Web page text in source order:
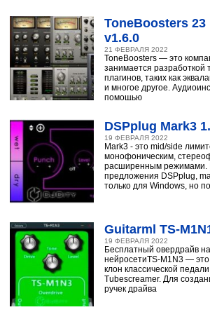
ToneBoosters
v1.6.0
21 ФЕВРАЛЯ 2022
ToneBoosters — это
занимается разработкой
плагинов, таких как
и многое другое.
помощью
DSPplug Mark3
19 ФЕВРАЛЯ 2022
Mark3 - это mid/side
монофоническим,
расширенным режимами.
предложения DSPplug,
только для Windows, но
Guitarml TS-
19 ФЕВРАЛЯ 2022
Бесплатный овердрайв
нейросетиTS-M1N3 —
клон классической
Tubescreamer. Для
ручек драйва